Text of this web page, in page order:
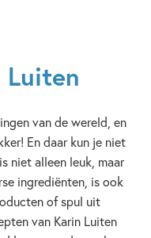
Luiten
van de wereld, en
En daar kun je niet
niet alleen leuk, maar
ingrediënten, is ook
of spul uit
van Karin Luiten